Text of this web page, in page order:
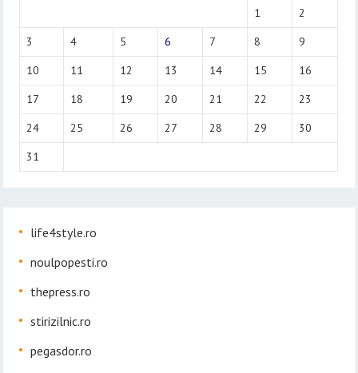
1
2
3
4 5 6 7 8
9
10
11 12 13 14 15
16
17
18 19 20 21 22
23
24
25 26 27 28 29
30
31
life4style.ro
noulpopesti.ro
thepress.ro
stirizilnic.ro
pegasdor.ro